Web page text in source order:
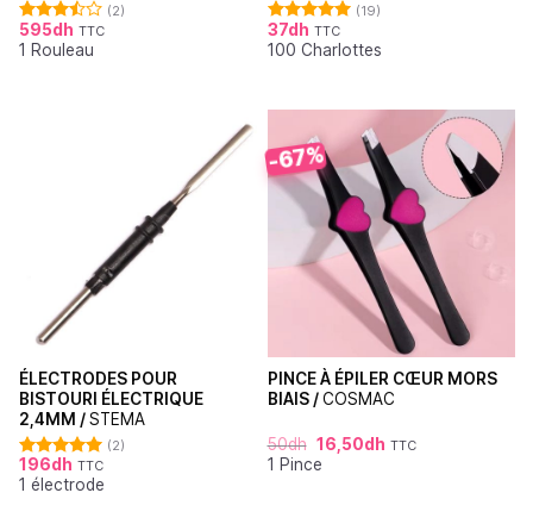
Note
3.50sur
(2)
595dh TTC
1 Rouleau
Note4.95
sur 5
(19)
37dh TTC
100 Charlottes
ÉLECTRODES POUR
BISTOURI ÉLECTRIQUE
2,4MM /STEMA
Note5.00
sur 5
(2)
196dh TTC
1 électrode
-67%
PINCE À ÉPILER CŒUR MORS
BIAIS /COSMAC
50dh 16,50dh TTC
1 Pince